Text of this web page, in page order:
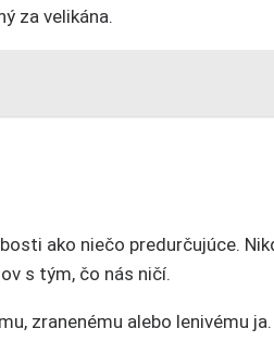
za velikána.
ako niečo predurčujúce.
s tým, čo nás ničí.
zranenému alebo lenivému